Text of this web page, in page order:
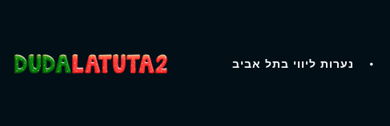
נערות ליווי בתל אביב